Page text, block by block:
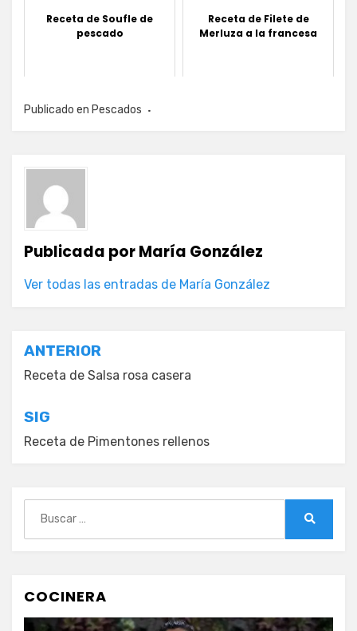
Receta de Soufle de
pescado
Receta de Filete de
Merluza a la francesa
Publicado en Pescados
Publicada porMaría González
Ver todas las entradas de María González
Navegación
de
entradas
ANTERIOR
Receta de Salsa rosa casera
SIG
Receta de Pimentones rellenos
COCINERA